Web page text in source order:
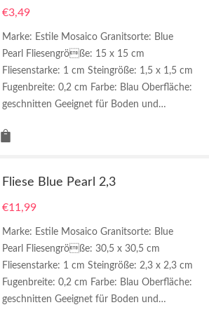
€3,49
Marke: Estile Mosaico Granitsorte: Blue
Pearl Fliesengröße: 15 x 15 cm
Fliesenstarke: 1 cm Steingröße: 1,5 x 1,5 cm
Fugenbreite: 0,2 cm Farbe: Blau Oberfläche:
geschnitten Geeignet für Boden und…
Fliese Blue Pearl 2,3
€11,99
Marke: Estile Mosaico Granitsorte: Blue
Pearl Fliesengröße: 30,5 x 30,5 cm
Fliesenstarke: 1 cm Steingröße: 2,3 x 2,3 cm
Fugenbreite: 0,2 cm Farbe: Blau Oberfläche:
geschnitten Geeignet für Boden und…